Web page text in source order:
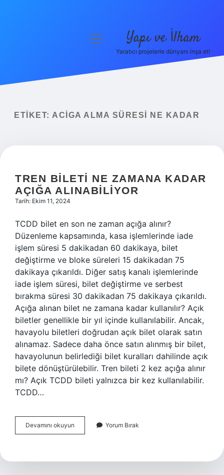
Yasal Uyarı
menüyü
Yapı ve İlham
Yaratıcı projelerle dünyanı inşa et!
ETIKET: ACIGA ALMA SÜRESI NE KADAR
TREN BILETI NE ZAMANA KADAR
AÇIĞA ALINABILIYOR
Tarih: Ekim 11, 2024
TCDD bilet en son ne zaman açığa alınır?
Düzenleme kapsamında, kasa işlemlerinde iade
işlem süresi 5 dakikadan 60 dakikaya, bilet
değiştirme ve bloke süreleri 15 dakikadan 75
dakikaya çıkarıldı. Diğer satış kanalı işlemlerinde
iade işlem süresi, bilet değiştirme ve serbest
bırakma süresi 30 dakikadan 75 dakikaya çıkarıldı.
Açığa alınan bilet ne zamana kadar kullanılır? Açık
biletler genellikle bir yıl içinde kullanılabilir. Ancak,
havayolu biletleri doğrudan açık bilet olarak satın
alınamaz. Sadece daha önce satın alınmış bir bilet,
havayolunun belirlediği bilet kuralları dahilinde açık
bilete dönüştürülebilir. Tren bileti 2 kez açığa alınır
mı? Açık TCDD bileti yalnızca bir kez kullanılabilir.
TCDD…
Devamını okuyun
Bileti
Kadar
Yorum Bırak